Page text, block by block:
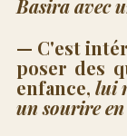
Basira avec
— C'est
poser des
enfance, lui
un sourire